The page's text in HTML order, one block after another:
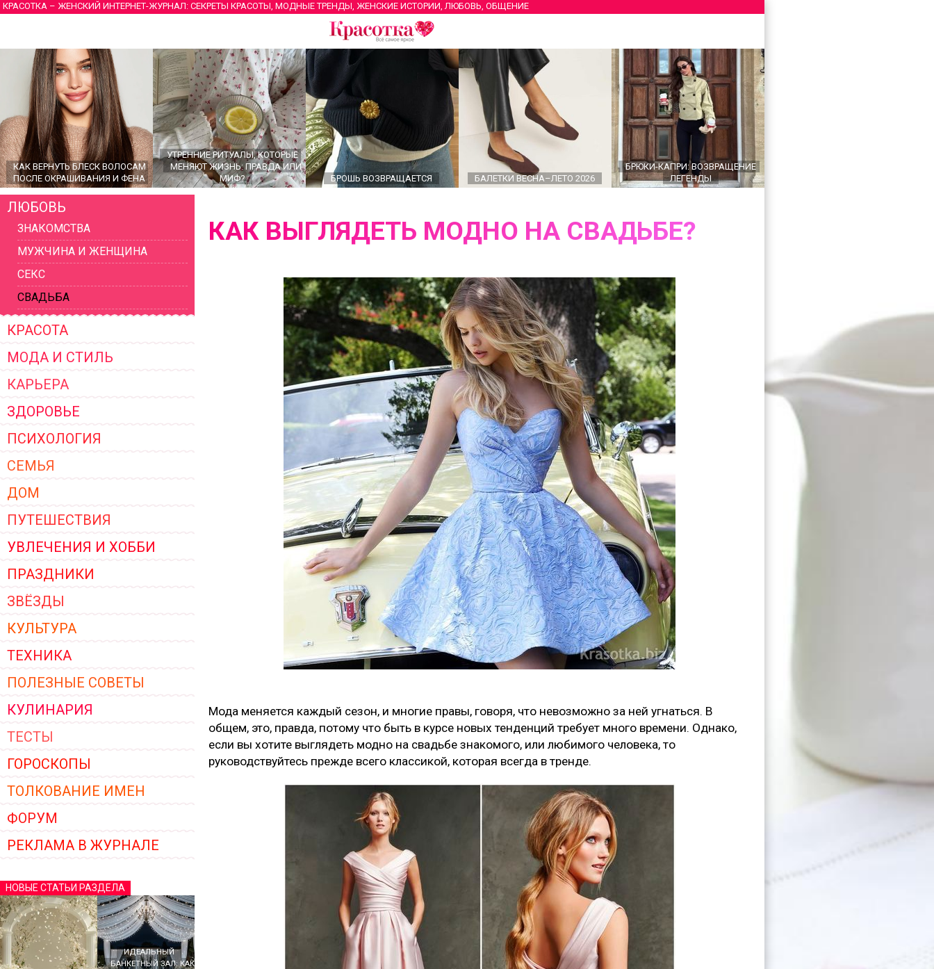
КРАСОТКА – ЖЕНСКИЙ ИНТЕРНЕТ-ЖУРНАЛ: СЕКРЕТЫ КРАСОТЫ, МОДНЫЕ ТРЕНДЫ, ЖЕНСКИЕ ИСТОРИИ, ЛЮБОВЬ, ОБЩЕНИЕ
КАК ВЕРНУТЬ БЛЕСК ВОЛОСАМ
ПОСЛЕ ОКРАШИВАНИЯ И ФЕНА
УТРЕННИЕ РИТУАЛЫ, КОТОРЫЕ
МЕНЯЮТ ЖИЗНЬ: ПРАВДА ИЛИ
МИФ?
БРОШЬ ВОЗВРАЩАЕТСЯ БАЛЕТКИ ВЕСНА–ЛЕТО 2026
БРЮКИ-КАПРИ: ВОЗВРАЩЕНИЕ
ЛЕГЕНДЫ
ГЛАВНЫЕ ТРЕНДЫ ВЕРХНЕЙ
ЛЮБОВЬ
ЗНАКОМСТВА
МУЖЧИНА И ЖЕНЩИНА
СЕКС
СВАДЬБА
КРАСОТА
МОДА И СТИЛЬ
КАРЬЕРА
ЗДОРОВЬЕ
ПСИХОЛОГИЯ
СЕМЬЯ
ДОМ
ПУТЕШЕСТВИЯ
УВЛЕЧЕНИЯ И ХОББИ
ПРАЗДНИКИ
ЗВЁЗДЫ
КУЛЬТУРА
ТЕХНИКА
ПОЛЕЗНЫЕ СОВЕТЫ
КУЛИНАРИЯ
ТЕСТЫ
ГОРОСКОПЫ
ТОЛКОВАНИЕ ИМЕН
ФОРУМ
РЕКЛАМА В ЖУРНАЛЕ
НОВЫЕ СТАТЬИ РАЗДЕЛА
ИДЕАЛЬНЫЙ
БАНКЕТНЫЙ ЗАЛ: КАК
КАК ВЫГЛЯДЕТЬ МОДНО НА СВАДЬБЕ?
Мода меняется каждый сезон, и многие правы, говоря, что невозможно за ней угнаться. В
общем, это, правда, потому что быть в курсе новых тенденций требует много времени. Однако,
если вы хотите выглядеть модно на свадьбе знакомого, или любимого человека, то
руководствуйтесь прежде всего классикой, которая всегда в тренде.